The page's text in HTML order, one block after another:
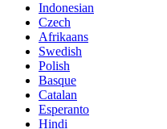
Indonesian
Czech
Afrikaans
Swedish
Polish
Basque
Catalan
Esperanto
Hindi